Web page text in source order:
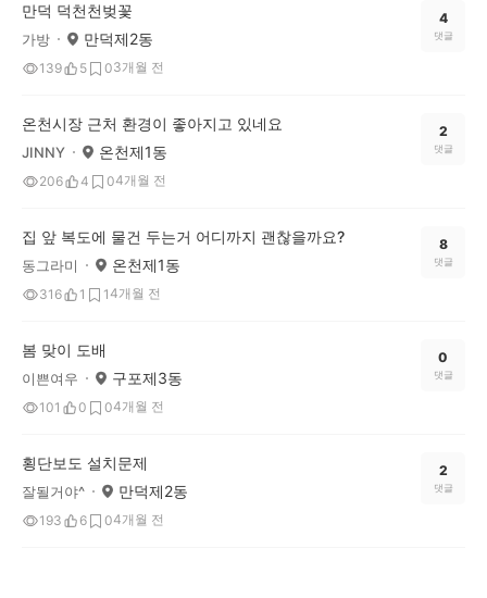
만덕 덕천천벚꽃
가방 만덕제2동
139 5 03개월 전
4
댓글
온천시장 근처 환경이 좋아지고 있네요
JINNY 온천제1동
206 4 04개월 전
2
댓글
집 앞 복도에 물건 두는거 어디까지 괜찮을까요?
동그라미 온천제1동
316 1 14개월 전
8
댓글
봄 맞이 도배
이쁜여우 구포제3동
101 0 04개월 전
0
댓글
횡단보도 설치문제
잘될거야^ 만덕제2동
193 6 04개월 전
2
댓글